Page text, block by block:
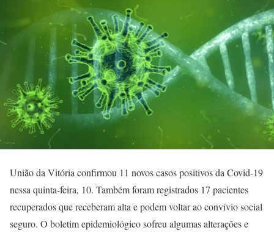
União da Vitória confirmou 11 novos casos positivos da Covid-19
nessa quinta-feira, 10. Também foram registrados 17 pacientes
recuperados que receberam alta e podem voltar ao convívio social
seguro. O boletim epidemiológico sofreu algumas alterações e